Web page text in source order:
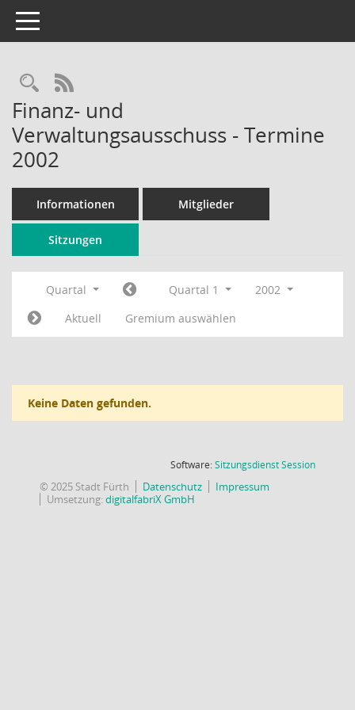
Toggle navigation
Rechercheauswahl
RSS-Feed
Finanz- und
Verwaltungsausschuss - Termine
2002
Informationen Mitglieder
Sitzungen
Quartal Quartal 1
2002
Aktuell
Gremium auswählen
Keine Daten gefunden.
Software:SitzungsdienstSession(Wird in
© 2025 Stadt Fürth Datenschutz
Impressum
Umsetzung:digitalfabriX GmbH